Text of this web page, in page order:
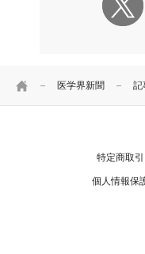
HOME 医学界新聞 記
特定商取
個人情報保